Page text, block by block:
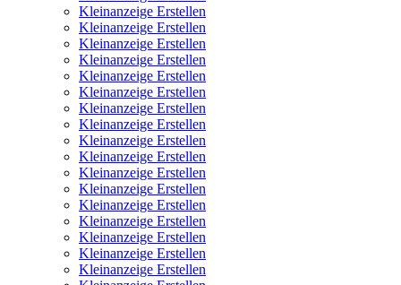
Kleinanzeige Erstellen
Kleinanzeige Erstellen
Kleinanzeige Erstellen
Kleinanzeige Erstellen
Kleinanzeige Erstellen
Kleinanzeige Erstellen
Kleinanzeige Erstellen
Kleinanzeige Erstellen
Kleinanzeige Erstellen
Kleinanzeige Erstellen
Kleinanzeige Erstellen
Kleinanzeige Erstellen
Kleinanzeige Erstellen
Kleinanzeige Erstellen
Kleinanzeige Erstellen
Kleinanzeige Erstellen
Kleinanzeige Erstellen